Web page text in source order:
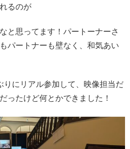
るのが
と思ってます！パートーナーさ
パートナーも壁なく、和気あい
りにリアル参加して、映像担当だ
ったけど何とかできました！